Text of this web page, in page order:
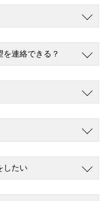
連絡できる？
したい